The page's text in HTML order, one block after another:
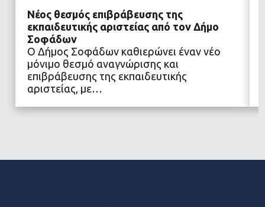
ΔΙΑΒΑΣΤΕ ΠΕΡΙΣΣΟΤΕΡΑ
Νέος θεσμός επιβράβευσης της
εκπαιδευτικής αριστείας από τον Δήμο
Σοφάδων
Ο Δήμος Σοφάδων καθιερώνει έναν νέο
μόνιμο θεσμό αναγνώρισης και
επιβράβευσης της εκπαιδευτικής
αριστείας, με…